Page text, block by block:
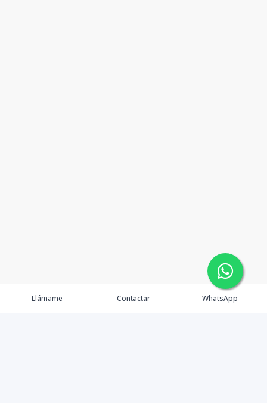
Llámame Contactar WhatsApp